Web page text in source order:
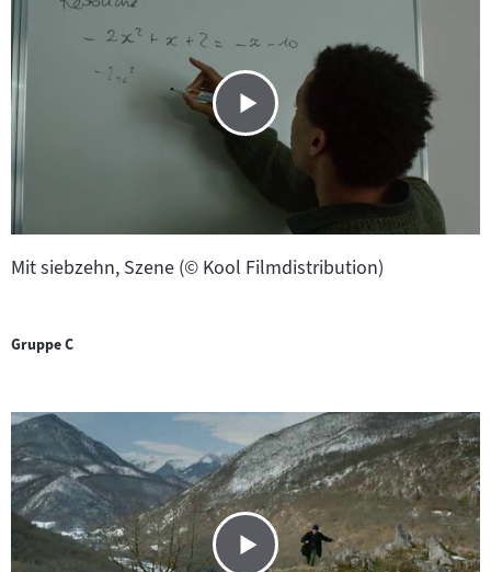
Mit siebzehn, Szene (© Kool Filmdistribution)
Gruppe C